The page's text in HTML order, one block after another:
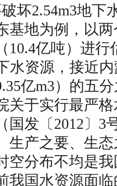
坏2.54m3地下
基地为例，以两
10.4亿吨）进行
水资源，接近
亿m3）的五
于实行最严格
国发〔2012〕3
生产之要、生
空分布不均是
我国水资源面